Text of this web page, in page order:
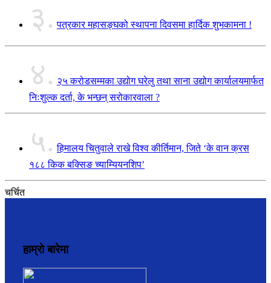
३. पत्रकार महासङ्घको स्थापना दिवसमा हार्दिक शुभकामना !
४. २५ करोडसम्मका उद्योग घरेलु तथा साना उद्योग कार्यालयमार्फत
निःशुल्क दर्ता, के भन्छन् सरोकारवाला ?
५. हिमालय चितुवाले राखे विश्व कीर्तिमान, जिते ‘के वान क्रस
१८८ किक बक्सिङ च्याम्यियनशिप’
चर्चित
हाम्रो बारेमा